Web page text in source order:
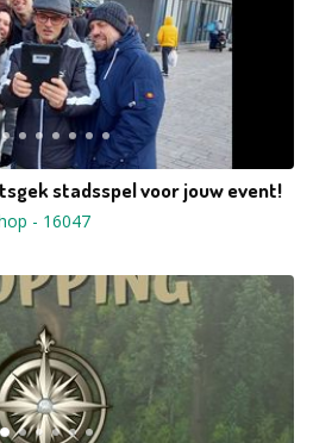
stadsspel voor jouw event!
- 16047